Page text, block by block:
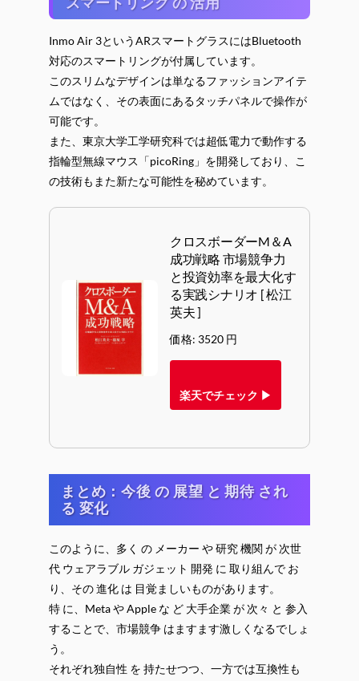
Inmo Air 3というARスマートグラスにはBluetooth
対応のスマートリングが付属しています。
このスリムなデザインは単なるファッションアイテ
ムではなく、その表面にあるタッチパネルで操作が
可能です。
また、東京大学工学研究科では超低電力で動作する
指輪型無線マウス「picoRing」を開発しており、こ
の技術もまた新たな可能性を秘めています。
クロスボーダーM＆A
成功戦略 市場競争力
と投資効率を最大化す
る実践シナリオ [ 松江
英夫 ]
価格: 3520 円
楽天でチェック ▶
まとめ：今後 の 展望 と 期待 され
る 変化
このように、多く の メーカー や 研究 機関 が 次世
代 ウェアラブル ガジェット 開発 に 取り組んで お
り、その 進化 は 目覚ましいものがあります。
特 に、Meta や Apple な ど 大手企業 が 次々 と 参入
することで、市場競争 はますます激しくなるでしょ
う。
それぞれ独自性 を 持たせつつ、一方では互換性も